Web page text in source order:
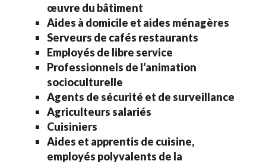
œuvre du bâtiment
Aides à domicile et aides ménagères
Serveurs de cafés restaurants
Employés de libre service
Professionnels de l’animation
socioculturelle
Agents de sécurité et de surveillance
Agriculteurs salariés
Cuisiniers
Aides et apprentis de cuisine,
employés polyvalents de la